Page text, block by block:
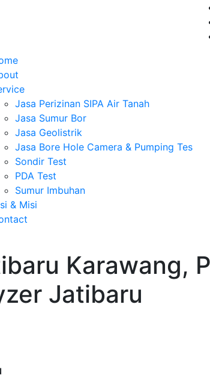
Jasa Perizinan SIPA Air Tanah
Jasa Sumur Bor
Jasa Geolistrik
Jasa Bore Hole Camera & Pumping Tes
Sondir Test
PDA Test
Sumur Imbuhan
& Misi
Karawang,
Jatibaru